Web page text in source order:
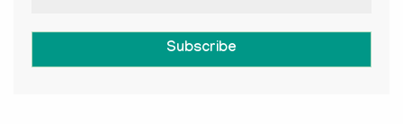
Subscribe